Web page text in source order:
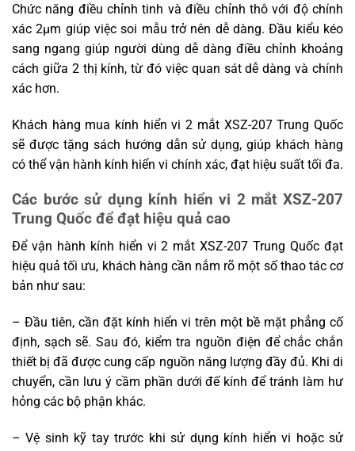
Chức năng điều chỉnh tinh và điều chỉnh thô với độ chính
xác 2μm giúp việc soi mẫu trở nên dễ dàng. Đầu kiểu kéo
sang ngang giúp người dùng dễ dàng điều chỉnh khoảng
cách giữa 2 thị kính, từ đó việc quan sát dễ dàng và chính
xác hơn.
Khách hàng mua kính hiển vi 2 mắt XSZ-207 Trung Quốc
sẽ được tặng sách hướng dẫn sử dụng, giúp khách hàng
có thể vận hành kính hiển vi chính xác, đạt hiệu suất tối đa.
Các bước sử dụng kính hiển vi 2 mắt XSZ-207
Trung Quốc để đạt hiệu quả cao
Để vận hành kính hiển vi 2 mắt XSZ-207 Trung Quốc đạt
hiệu quả tối ưu, khách hàng cần nắm rõ một số thao tác cơ
bản như sau:
– Đầu tiên, cần đặt kính hiển vi trên một bề mặt phẳng cố
định, sạch sẽ. Sau đó, kiểm tra nguồn điện để chắc chắn
thiết bị đã được cung cấp nguồn năng lượng đầy đủ. Khi di
chuyển, cần lưu ý cầm phần dưới đế kính để tránh làm hư
hỏng các bộ phận khác.
– Vệ sinh kỹ tay trước khi sử dụng kính hiển vi hoặc sử